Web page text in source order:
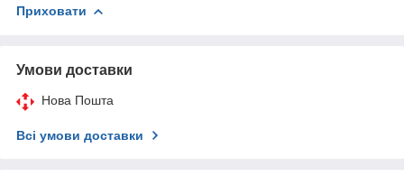
Приховати
Умови доставки
Нова Пошта
Всі умови доставки